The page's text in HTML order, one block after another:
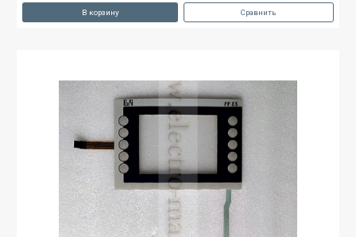
В корзину Сравнить